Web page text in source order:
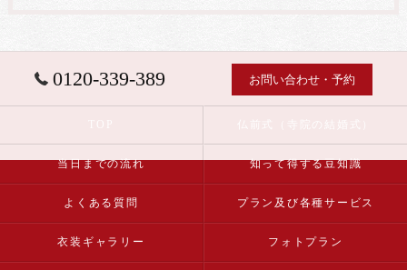
0120-339-389 お問い合わせ・予約
当日までの流れ 知って得する豆知識
よくある質問 プラン及び各種サービス
衣装ギャラリー フォトプラン